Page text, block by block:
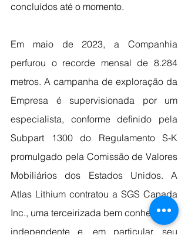
concluídos até o momento.
Em maio de 2023, a Companhia
perfurou o recorde mensal de 8.284
metros. A campanha de exploração da
Empresa é supervisionada por um
especialista, conforme definido pela
Subpart 1300 do Regulamento S-K
promulgado pela Comissão de Valores
Mobiliários dos Estados Unidos. A
Atlas Lithium contratou a SGS Canada
Inc., uma terceirizada bem conhecida e
independente e, em particular, seu